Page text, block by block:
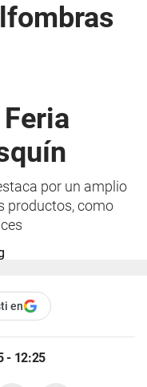
por un amplio
productos, como
en
- 12:25